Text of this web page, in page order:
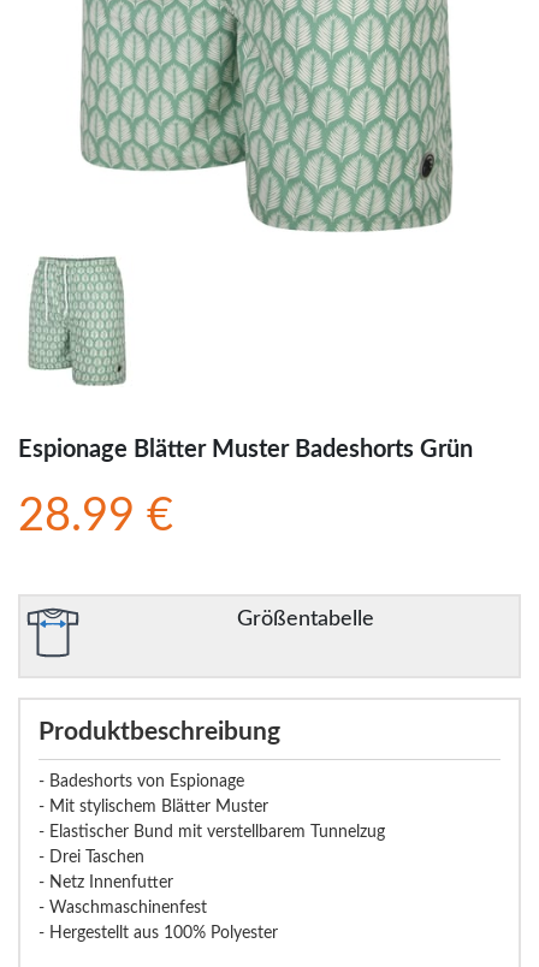
Espionage Blätter Muster Badeshorts Grün
28.99 €
Größentabelle
Produktbeschreibung
- Badeshorts von Espionage
- Mit stylischem Blätter Muster
- Elastischer Bund mit verstellbarem Tunnelzug
- Drei Taschen
- Netz Innenfutter
- Waschmaschinenfest
- Hergestellt aus 100% Polyester